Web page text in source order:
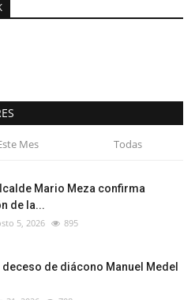
Mes Todas
Mario Meza confirma
de la...
5, 2026 895
deceso de diácono Manuel Medel